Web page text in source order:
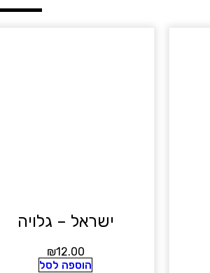
ישראל – גלויה
₪12.00
הוספה לסל